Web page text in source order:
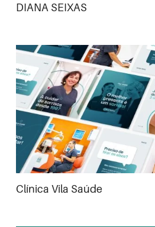
DIANA SEIXAS
Clínica Vila Saúde